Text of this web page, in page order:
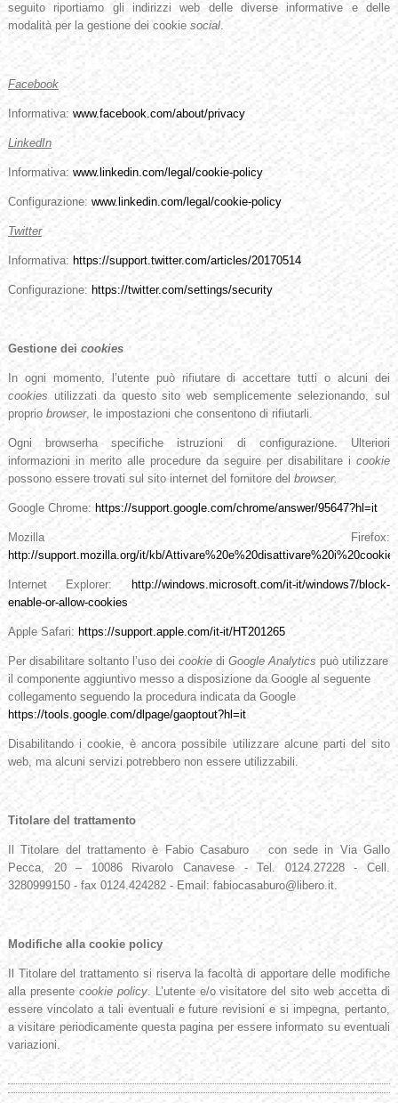
seguito riportiamo gli indirizzi web delle diverse informative e delle
modalità per la gestione dei cookie social.
Facebook
Informativa: www.facebook.com/about/privacy
LinkedIn
Informativa: www.linkedin.com/legal/cookie-policy
Configurazione: www.linkedin.com/legal/cookie-policy
Twitter
Informativa: https://support.twitter.com/articles/20170514
Configurazione: https://twitter.com/settings/security
Gestione dei cookies
In ogni momento, l’utente può rifiutare di accettare tutti o alcuni dei
cookies utilizzati da questo sito web semplicemente selezionando, sul
proprio browser, le impostazioni che consentono di rifiutarli.
Ogni browserha specifiche istruzioni di configurazione. Ulteriori
informazioni in merito alle procedure da seguire per disabilitare icookie
possono essere trovati sul sito internet del fornitore del browser.
Google Chrome: https://support.google.com/chrome/answer/95647?hl=it
Mozilla Firefox:
http://support.mozilla.org/it/kb/Attivare%20e%20disattivare%20i%20cookie
Internet Explorer:
http://windows.microsoft.com/it-it/windows7/block-
enable-or-allow-cookies
Apple Safari: https://support.apple.com/it-it/HT201265
Per disabilitare soltanto l’uso dei cookie di Google Analytics può utilizzare
il componente aggiuntivo messo a disposizione da Google al seguente
collegamento seguendo la procedura indicata da Google
https://tools.google.com/dlpage/gaoptout?hl=it
Disabilitando i cookie, è ancora possibile utilizzare alcune parti del sito
web, ma alcuni servizi potrebbero non essere utilizzabili.
Titolare del trattamento
Il Titolare del trattamento è Fabio Casaburo con sede in Via Gallo
Pecca, 20 – 10086 Rivarolo Canavese - Tel. 0124.27228 - Cell.
3280999150 - fax 0124.424282 - Email: fabiocasaburo@libero.it.
Modifiche alla cookie policy
Il Titolare del trattamento si riserva la facoltà di apportare delle modifiche
alla presente cookie policy. L’utente e/o visitatore del sito web accetta di
essere vincolato a tali eventuali e future revisioni e si impegna, pertanto,
a visitare periodicamente questa pagina per essere informato su eventuali
variazioni.